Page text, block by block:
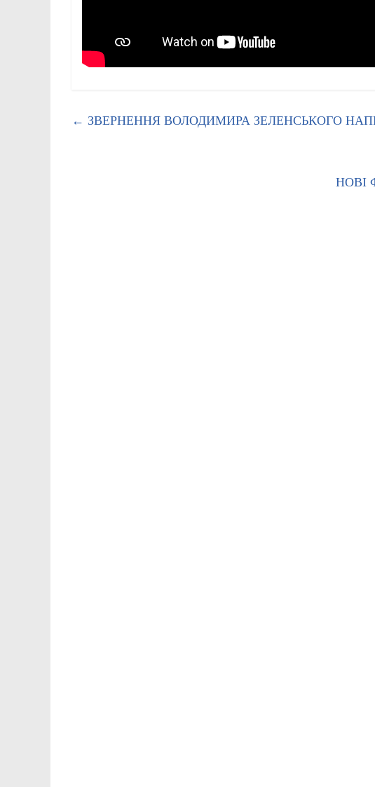
← ЗВЕРНЕННЯ ВОЛОДИМИРА ЗЕЛЕНСЬКОГО
НОВІ